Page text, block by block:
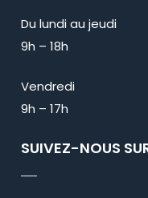
Du lundi au jeudi
9h – 18h
Vendredi
9h – 17h
SUIVEZ-NOUS